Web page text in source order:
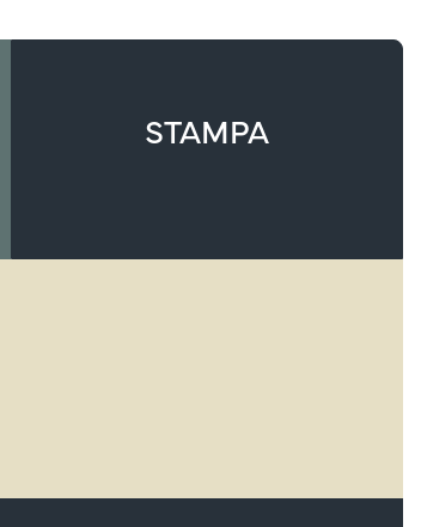
STAMPA